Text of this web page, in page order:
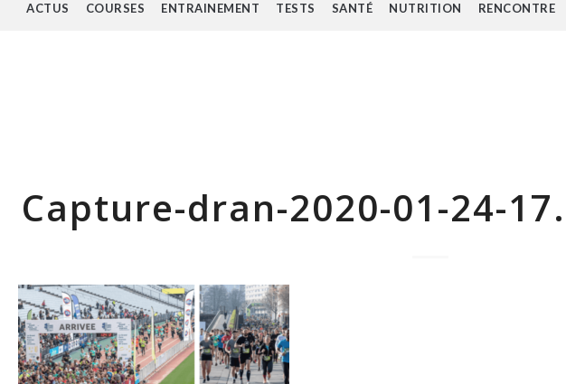
ACTUS COURSES ENTRAINEMENT TESTS SANTÉ NUTRITION RENCONTRE
Capture-dran-2020-01-24-